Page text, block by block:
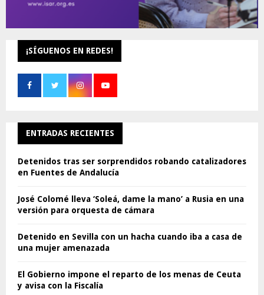
¡SÍGUENOS EN REDES!
ENTRADAS RECIENTES
Detenidos tras ser sorprendidos robando catalizadores
en Fuentes de Andalucía
José Colomé lleva ‘Soleá, dame la mano’ a Rusia en una
versión para orquesta de cámara
Detenido en Sevilla con un hacha cuando iba a casa de
una mujer amenazada
El Gobierno impone el reparto de los menas de Ceuta
y avisa con la Fiscalía